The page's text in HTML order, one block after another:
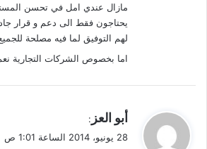
مازال عندي امل في تحسن
يحتاجون فقط الى دعم و قرار جاد
لهم التوفيق لما فيه مصلحة
اما بخصوص الشركات التجارية
يأبو العز :
28 يونيو، 2014 الساعة 1:01 ص